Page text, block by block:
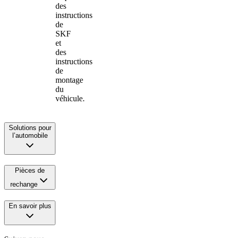
des
instructions
de
SKF
et
des
instructions
de
montage
du
véhicule.
Solutions pour
l’automobile
Pièces de
rechange
En savoir plus